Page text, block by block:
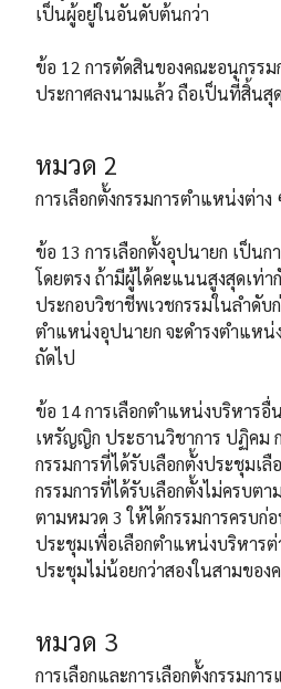
เป็นผู้อยู่ในอันดับต้นกว่า
ข้อ 12 การตัดสินของคณะอนุกรรม
ประกาศลงนามแล้ว ถือเป็นที่สิ้นสุด
หมวด 2
การเลือกตั้งกรรมการตำแหน่งต่าง
ข้อ 13 การเลือกตั้งอุปนายก เป็นก
โดยตรง ถ้ามีผู้ได้คะแนนสูงสุดเท่
ประกอบวิชาชีพเวชกรรมในลำดับ
ตำแหน่งอุปนายก จะดำรงตำแหน่
ถัดไป
ข้อ 14 การเลือกตำแหน่งบริหารอื่
เหรัญญิก ประธานวิชาการ ปฏิคม
กรรมการที่ได้รับเลือกตั้งประชุมเ
กรรมการที่ได้รับเลือกตั้งไม่ครบต
ตามหมวด 3 ให้ได้กรรมการครบก่
ประชุมเพื่อเลือกตำแหน่งบริหารต่
ประชุมไม่น้อยกว่าสองในสามของ
หมวด 3
การเลือกและการเลือกตั้งกรรมก